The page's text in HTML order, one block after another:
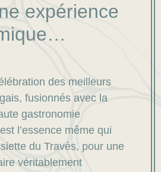
expérience
des meilleurs
fusionnés avec la
gastronomie
l’essence même qui
du Través, pour une
véritablement